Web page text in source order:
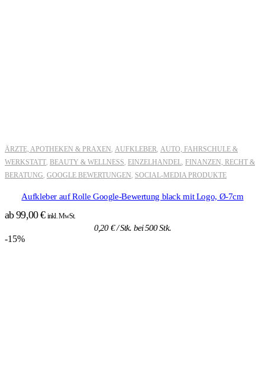
ÄRZTE, APOTHEKEN & PRAXEN AUFKLEBER AUTO, FAHRSCHULE &
WERKSTATT BEAUTY & WELLNESS EINZELHANDEL FINANZEN, RECHT &
BERATUNG GOOGLE BEWERTUNGEN SOCIAL-MEDIA PRODUKTE
Aufkleber auf Rolle Google-Bewertung black mit Logo, Ø-7cm
ab99,00€ inkl. MwSt.
0,20€/ Stk. bei 500 Stk.
-15%